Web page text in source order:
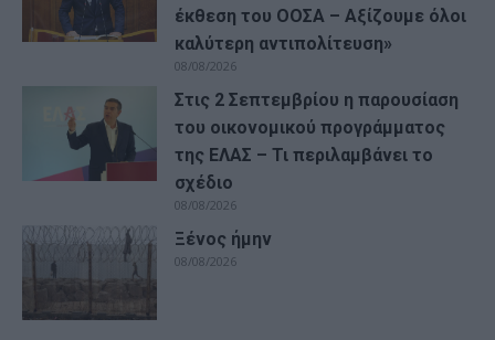
έκθεση του ΟΟΣΑ – Αξίζουμε όλοι
καλύτερη αντιπολίτευση»
08/08/2026
Στις 2 Σεπτεμβρίου η παρουσίαση
του οικονομικού προγράμματος
της ΕΛΑΣ – Τι περιλαμβάνει το
σχέδιο
08/08/2026
Ξένος ήμην
08/08/2026